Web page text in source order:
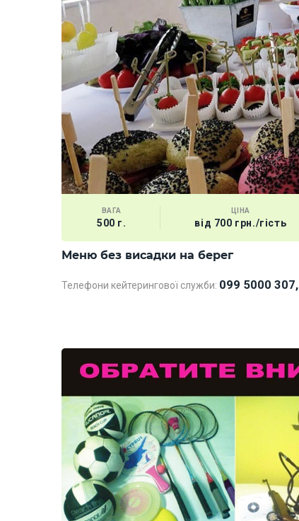
ВАГА
500 г.
ЦІНА
від 700 грн./гість
Меню без висадки на берег
Телефони кейтерингової служби: 099 5000